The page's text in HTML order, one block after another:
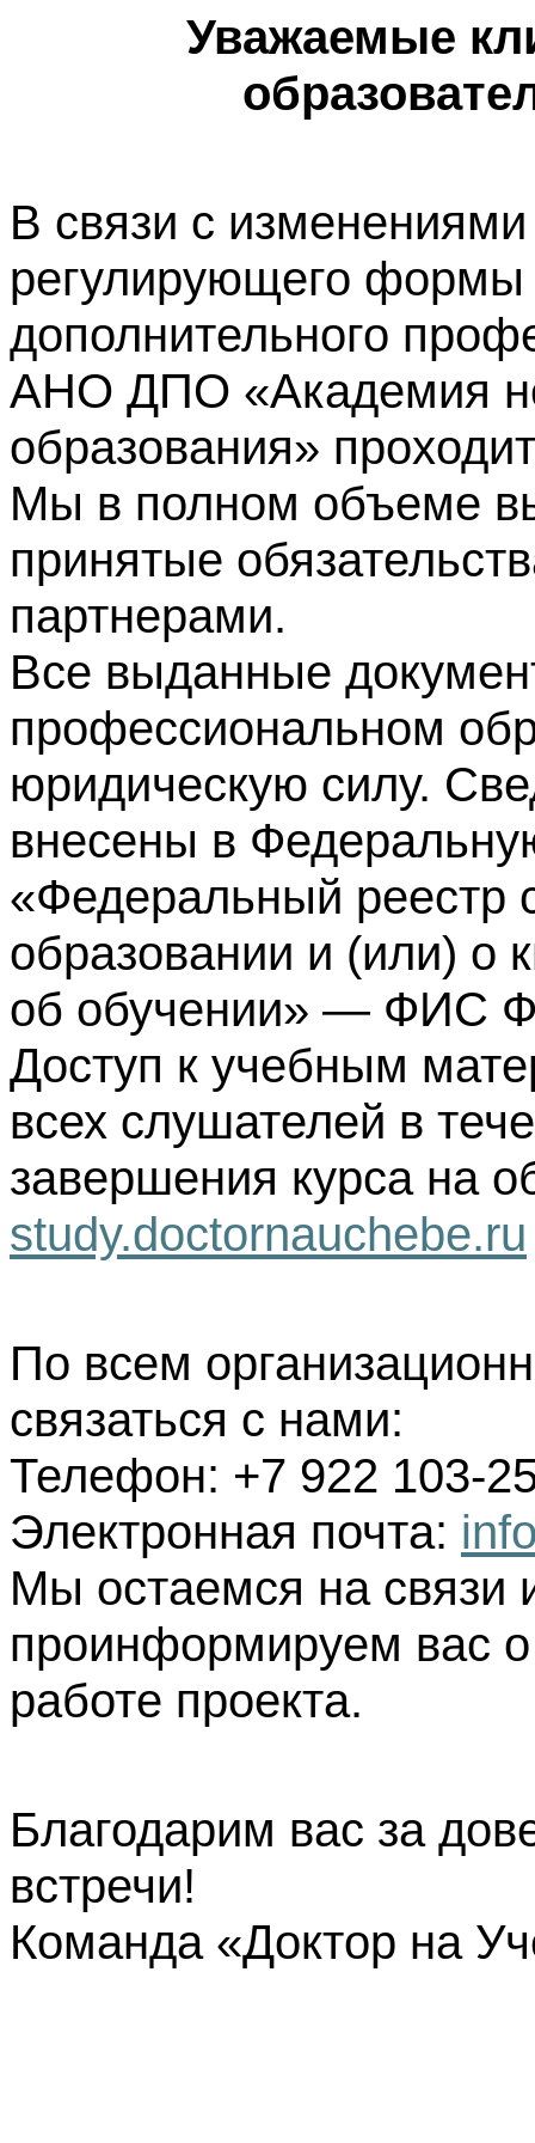
Уважаемые
В связи с изменениями
регулирующего формы
дополнительного
АНО ДПО «Академия
образования»
Мы в полном объеме
принятые
партнерами.
Все выданные
профессиональном
юридическую силу.
внесены в
«Федеральный реестр
образовании и (или) о
об обучении» — ФИС
Доступ к учебным
всех слушателей в
завершения курса на
study.doctornauchebe.ru
По всем
связаться с нами:
Телефон: +7 922 103-
Электронная почта:
Мы остаемся на связи
проинформируем вас
работе проекта.
Благодарим вас за
встречи!
Команда «Доктор на